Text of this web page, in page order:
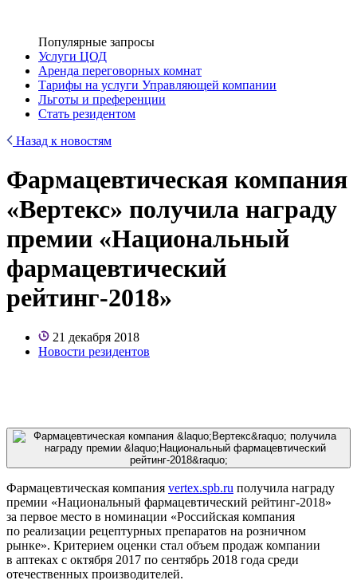
Популярные запросы
Услуги ЦОД
Аренда переговорных комнат
Тарифы на услуги Управляющей компании
Льготы и преференции
Стать резидентом
Назад к новостям
Фармацевтическая компания
«Вертекс» получила награду
премии «Национальный
фармацевтический
рейтинг-2018»
21 декабря 2018
Новости резидентов
Фармацевтическая компания vertex.spb.ru получила награду
премии «Национальный фармацевтический рейтинг-2018»
за первое место в номинации «Российская компания
по реализации рецептурных препаратов на розничном
рынке». Критерием оценки стал объем продаж компании
в аптеках с октября 2017 по сентябрь 2018 года среди
отечественных производителей.